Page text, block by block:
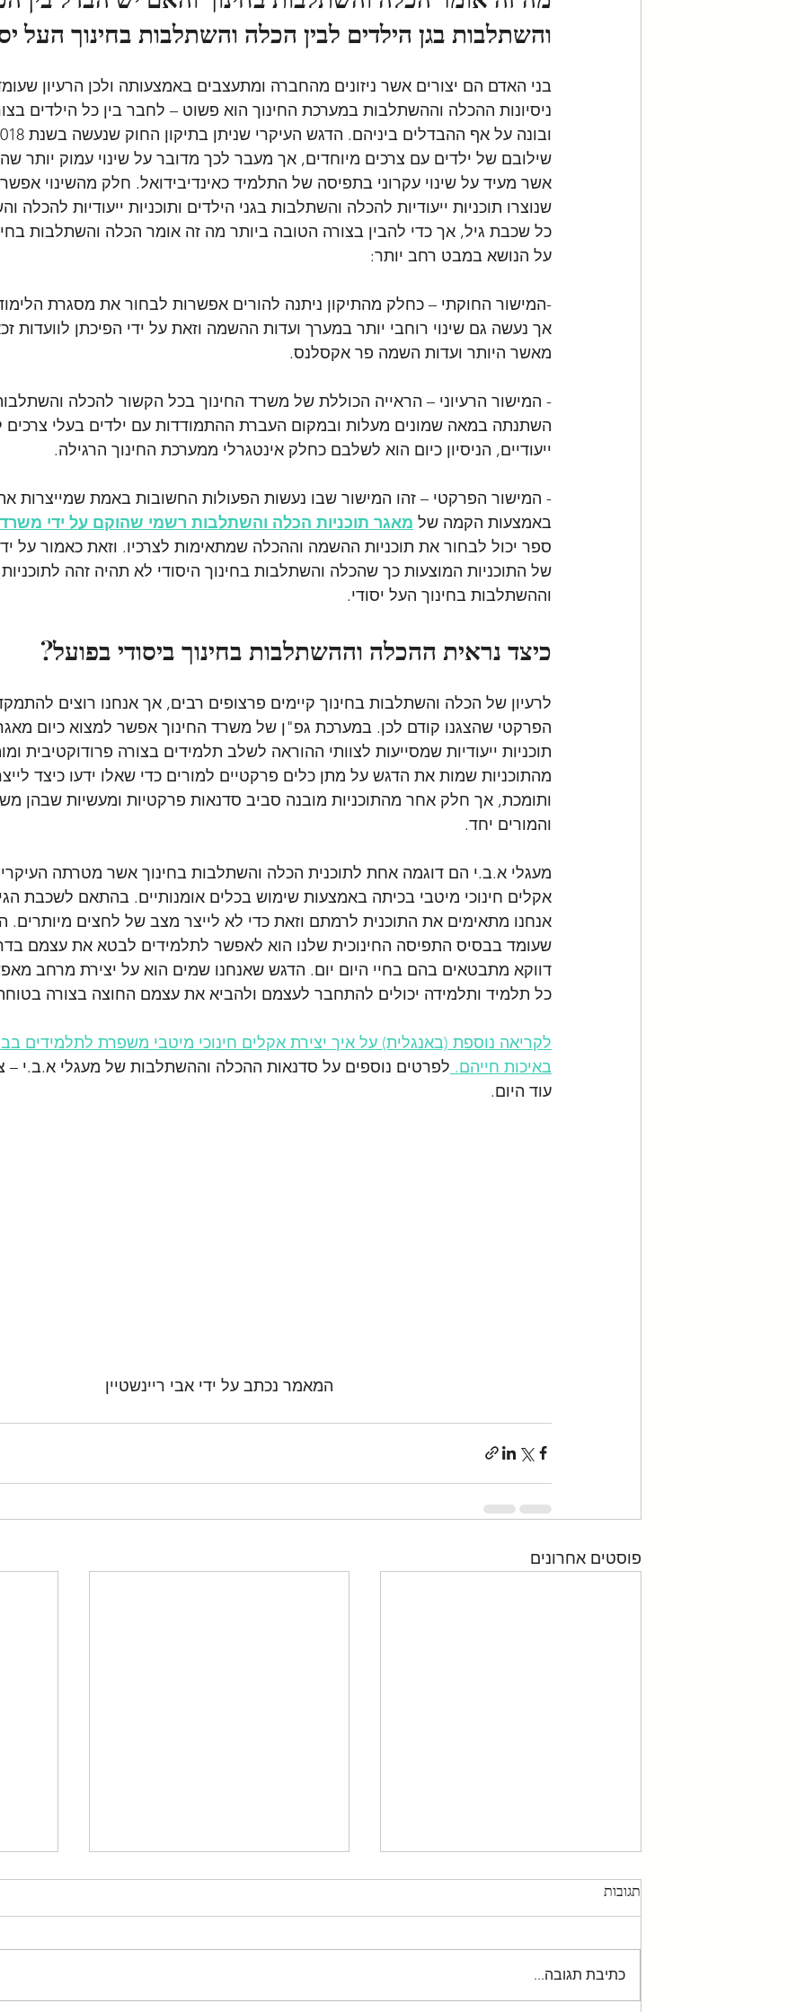
והשתלבות בגן הילדים לבין הכלה והשתלבות בחינוך העל
בני האדם הם יצורים אשר ניזונים מהחברה ומתעצבים באמצעותה ולכן הרעיון
ניסיונות ההכלה וההשתלבות במערכת החינוך הוא פשוט – לחבר בין כל הילדים
שילובם של ילדים עם צרכים מיוחדים, אך מעבר לכך מדובר על שינוי עמוק יותר
אשר מעיד על שינוי עקרוני בתפיסה של התלמיד כאינדיבידואל. חלק מהשינוי
שנוצרו תוכניות ייעודיות להכלה והשתלבות בגני הילדים ותוכניות ייעודיות
כל שכבת גיל, אך כדי להבין בצורה הטובה ביותר מה זה אומר הכלה והשתלבות
על הנושא במבט רחב יותר:
-המישור החוקתי – כחלק מהתיקון ניתנה להורים אפשרות לבחור את מסגרת
אך נעשה גם שינוי רוחבי יותר במערך ועדות ההשמה וזאת על ידי הפיכתן לוועדות
מאשר היותר ועדות השמה פר אקסלנס.
- המישור הרעיוני – הראייה הכוללת של משרד החינוך בכל הקשור להכלה
השתנתה במאה שמונים מעלות ובמקום העברת ההתמודדות עם ילדים בעלי צרכים
ייעודיים, הניסיון כיום הוא לשלבם כחלק אינטגרלי ממערכת החינוך הרגילה.
- המישור הפרקטי – זהו המישור שבו נעשות הפעולות החשובות באמת שמייצרות
באמצעות הקמה של מאגר תוכניות הכלה והשתלבות רשמי שהוקם על ידי משרד
ספר יכול לבחור את תוכניות ההשמה וההכלה שמתאימות לצרכיו. וזאת כאמור על
של התוכניות המוצעות כך שהכלה והשתלבות בחינוך היסודי לא תהיה זהה
וההשתלבות בחינוך העל יסודי.
כיצד נראית ההכלה וההשתלבות בחינוך ביסודי בפועל?
לרעיון של הכלה והשתלבות בחינוך קיימים פרצופים רבים, אך אנחנו רוצים
הפרקטי שהצגנו קודם לכן. במערכת גפ"ן של משרד החינוך אפשר למצוא כיום
תוכניות ייעודיות שמסייעות לצוותי ההוראה לשלב תלמידים בצורה פרודוקטיבית
מהתוכניות שמות את הדגש על מתן כלים פרקטיים למורים כדי שאלו ידעו כיצד
ותומכת, אך חלק אחר מהתוכניות מובנה סביב סדנאות פרקטיות ומעשיות שבהן
והמורים יחד.
מעגלי א.ב.י הם דוגמה אחת לתוכנית הכלה והשתלבות בחינוך אשר מטרתה
אקלים חינוכי מיטבי בכיתה באמצעות שימוש בכלים אומנותיים. בהתאם לשכבת
אנחנו מתאימים את התוכנית לרמתם וזאת כדי לא לייצר מצב של לחצים מיותרים.
שעומד בבסיס התפיסה החינוכית שלנו הוא לאפשר לתלמידים לבטא את עצמם
דווקא מתבטאים בהם בחיי היום יום. הדגש שאנחנו שמים הוא על יצירת מרחב
כל תלמיד ותלמידה יכולים להתחבר לעצמם ולהביא את עצמם החוצה בצורה
לקריאה נוספת (באנגלית) על איך יצירת אקלים חינוכי מיטבי משפרת לתלמידים
באיכות חייהם. לפרטים נוספים על סדנאות ההכלה וההשתלבות של מעגלי א.ב.י –
עוד היום.
המאמר נכתב על ידי אבי ריינשטיין
פוסטים אחרונים
תגובות
כתיבת תגובה...